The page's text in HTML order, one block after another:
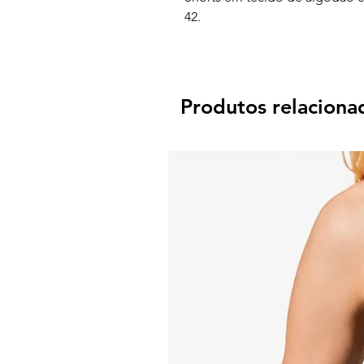
42.
Produtos